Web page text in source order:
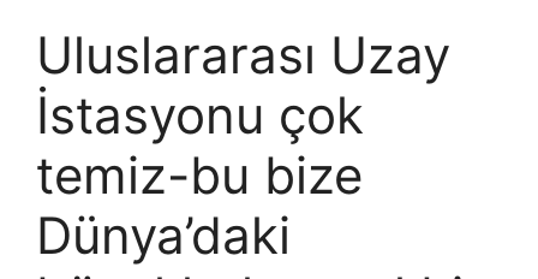
Uluslararası Uzay
İstasyonu çok
temiz-bu bize
Dünya’daki